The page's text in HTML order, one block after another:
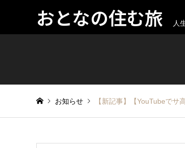
おとなの住む旅 人
お知らせ 【新記事】【YouTubeで